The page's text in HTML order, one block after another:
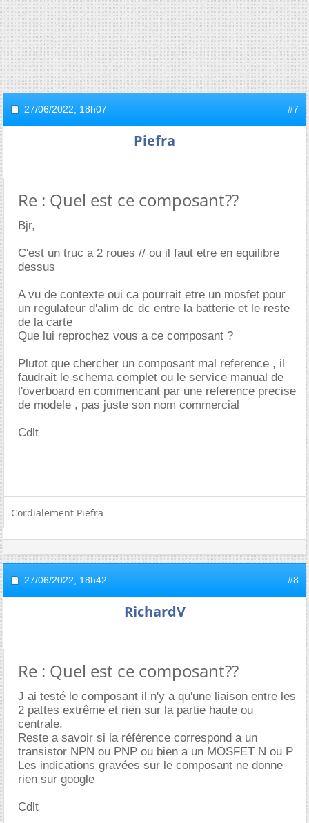
27/06/2022, 18h07 #7
Piefra
Re : Quel est ce composant??
Bjr,
C'est un truc a 2 roues // ou il faut etre en equilibre
dessus
A vu de contexte oui ca pourrait etre un mosfet pour
un regulateur d'alim dc dc entre la batterie et le reste
de la carte
Que lui reprochez vous a ce composant ?
Plutot que chercher un composant mal reference , il
faudrait le schema complet ou le service manual de
l'overboard en commencant par une reference precise
de modele , pas juste son nom commercial
Cdlt
Cordialement Piefra
27/06/2022, 18h42 #8
RichardV
Re : Quel est ce composant??
J ai testé le composant il n'y a qu'une liaison entre les
2 pattes extrême et rien sur la partie haute ou
centrale.
Reste a savoir si la référence correspond a un
transistor NPN ou PNP ou bien a un MOSFET N ou P
Les indications gravées sur le composant ne donne
rien sur google
Cdlt